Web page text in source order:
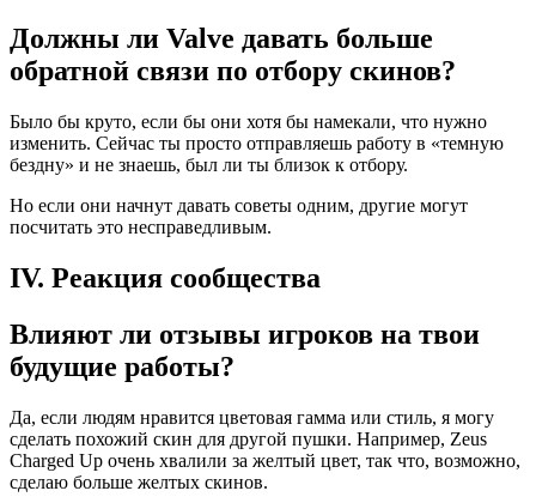
Должны ли Valve давать больше
обратной связи по отбору скинов?
Было бы круто, если бы они хотя бы намекали, что нужно
изменить. Сейчас ты просто отправляешь работу в «темную
бездну» и не знаешь, был ли ты близок к отбору.
Но если они начнут давать советы одним, другие могут
посчитать это несправедливым.
IV. Реакция сообщества
Влияют ли отзывы игроков на твои
будущие работы?
Да, если людям нравится цветовая гамма или стиль, я могу
сделать похожий скин для другой пушки. Например, Zeus
Charged Up очень хвалили за желтый цвет, так что, возможно,
сделаю больше желтых скинов.